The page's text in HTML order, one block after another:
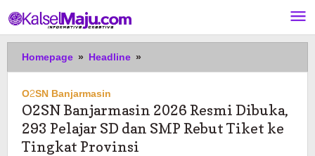
ke
konten
Homepage » Headline »
Banjarmasin
Resmi
Dibuka,
293
O2SN Banjarmasin
O2SN Banjarmasin 2026 Resmi Dibuka,
293 Pelajar SD dan SMP Rebut Tiket ke
Tingkat Provinsi